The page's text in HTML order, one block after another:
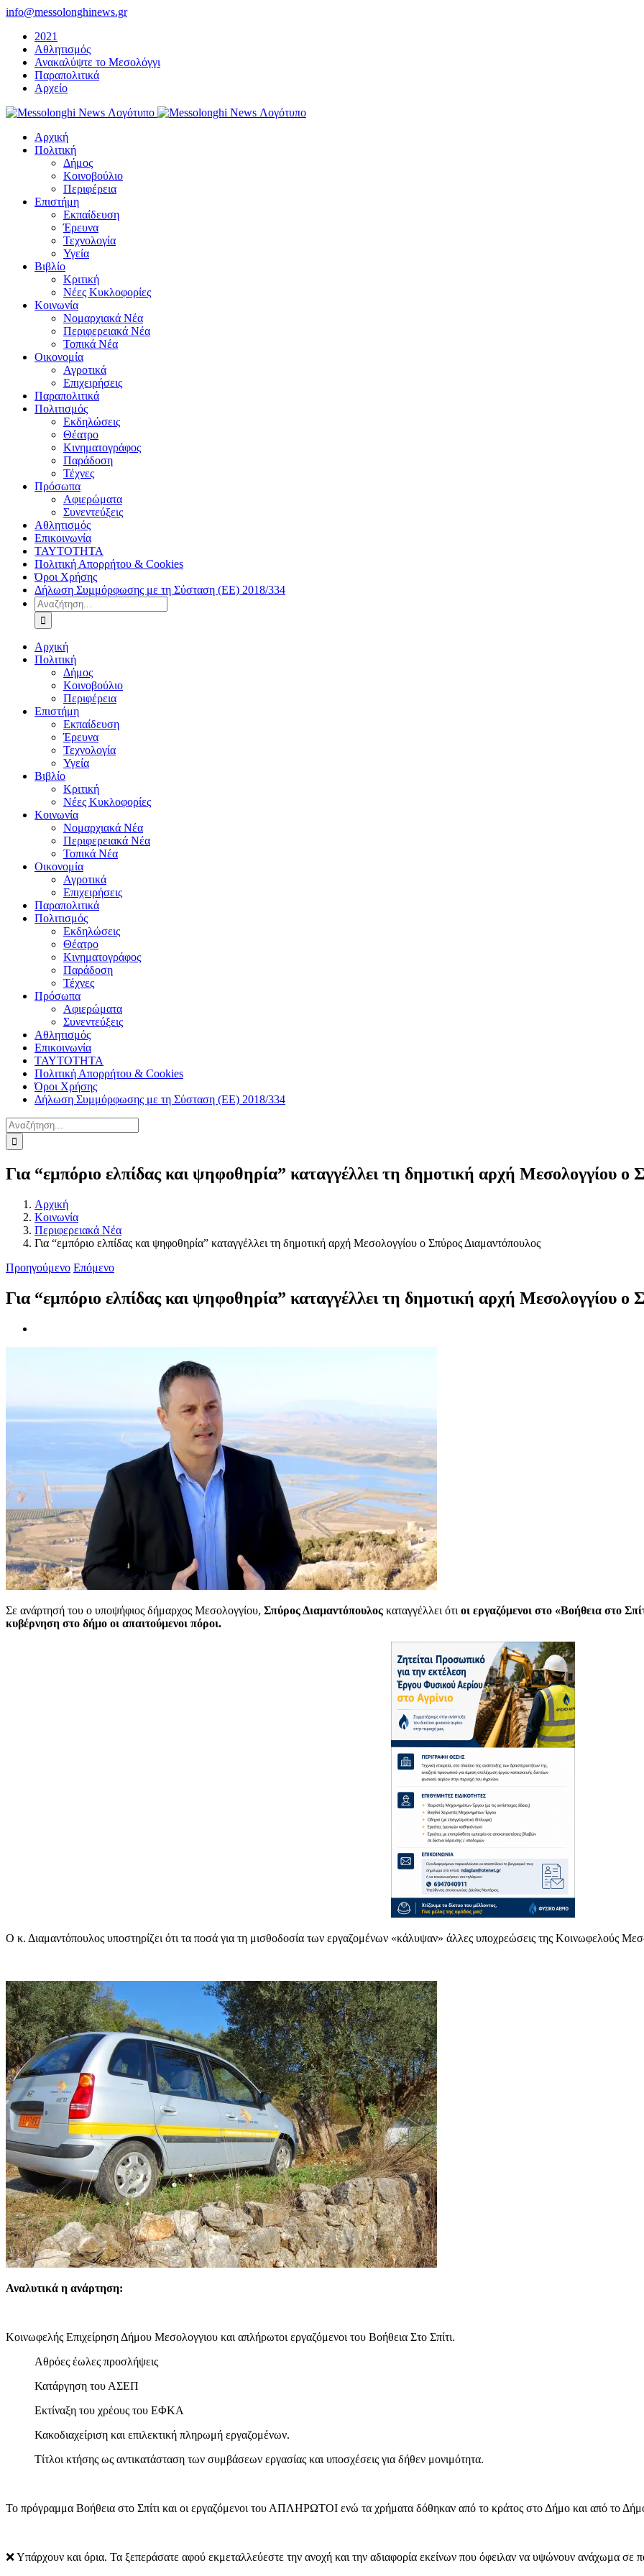
Μετάβαση
περιεχόμενο
info@messolonghinews.gr
2021
Αθλητισμός
Ανακαλύψτε το Μεσολόγγι
Παραπολιτικά
Αρχείο
Αρχική
Πολιτική
Δήμος
Κοινοβούλιο
Περιφέρεια
Επιστήμη
Εκπαίδευση
Έρευνα
Τεχνολογία
Υγεία
Βιβλίο
Κριτική
Νέες Κυκλοφορίες
Κοινωνία
Νομαρχιακά Νέα
Περιφερειακά Νέα
Τοπικά Νέα
Οικονομία
Αγροτικά
Επιχειρήσεις
Παραπολιτικά
Πολιτισμός
Εκδηλώσεις
Θέατρο
Κινηματογράφος
Παράδοση
Τέχνες
Πρόσωπα
Αφιερώματα
Συνεντεύξεις
Αθλητισμός
Επικοινωνία
ΤΑΥΤΟΤΗΤΑ
Πολιτική Απορρήτου & Cookies
Όροι Χρήσης
Δήλωση Συμμόρφωσης με τη Σύσταση (ΕΕ) 2018/334
Αναζήτηση
για:
Αρχική
Πολιτική
Δήμος
Κοινοβούλιο
Περιφέρεια
Επιστήμη
Εκπαίδευση
Έρευνα
Τεχνολογία
Υγεία
Βιβλίο
Κριτική
Νέες Κυκλοφορίες
Κοινωνία
Νομαρχιακά Νέα
Περιφερειακά Νέα
Τοπικά Νέα
Οικονομία
Αγροτικά
Επιχειρήσεις
Παραπολιτικά
Πολιτισμός
Εκδηλώσεις
Θέατρο
Κινηματογράφος
Παράδοση
Τέχνες
Πρόσωπα
Αφιερώματα
Συνεντεύξεις
Αθλητισμός
Επικοινωνία
ΤΑΥΤΟΤΗΤΑ
Πολιτική Απορρήτου & Cookies
Όροι Χρήσης
Δήλωση Συμμόρφωσης με τη Σύσταση (ΕΕ) 2018/334
Αναζήτηση
για:
Για “εμπόριο ελπίδας και ψηφοθηρία” καταγγέλλει τη δημοτική αρχή Μεσολογγίου ο
Αρχική
Κοινωνία
Περιφερειακά Νέα
Για “εμπόριο ελπίδας και ψηφοθηρία” καταγγέλλει τη δημοτική αρχή Μεσολογγίου ο Σπύρος Διαμαντόπουλος
Προηγούμενο Επόμενο
Για “εμπόριο ελπίδας και ψηφοθηρία” καταγγέλλει τη δημοτική αρχή Μεσολογγίου ο
Σε ανάρτησή του ο υποψήφιος δήμαρχος Μεσολογγίου, Σπύρος Διαμαντόπουλος καταγγέλλει ότι οι εργαζόμενοι στο «Βοήθεια στο
κυβέρνηση στο δήμο οι απαιτούμενοι πόροι.
Ο κ. Διαμαντόπουλος υποστηρίζει ότι τα ποσά για τη μισθοδοσία των εργαζομένων «κάλυψαν» άλλες υποχρεώσεις της Κοινωφελούς
Αναλυτικά η ανάρτηση:
Κοινωφελής Επιχείρηση Δήμου Μεσολογγιου και απλήρωτοι εργαζόμενοι του Βοήθεια Στο Σπίτι.
Αθρόες έωλες προσλήψεις
Κατάργηση του ΑΣΕΠ
Εκτίναξη του χρέους του ΕΦΚΑ
Κακοδιαχείριση και επιλεκτική πληρωμή εργαζομένων.
Τίτλοι κτήσης ως αντικατάσταση των συμβάσεων εργασίας και υποσχέσεις για δήθεν μονιμότητα.
Το πρόγραμμα Βοήθεια στο Σπίτι και οι εργαζόμενοι του ΑΠΛΗΡΩΤΟΙ ενώ τα χρήματα δόθηκαν από το κράτος στο Δήμο και από το
❌ Υπάρχουν και όρια. Τα ξεπεράσατε αφού εκμεταλλεύεστε την ανοχή και την αδιαφορία εκείνων που όφειλαν να υψώνουν ανάχωμα σε